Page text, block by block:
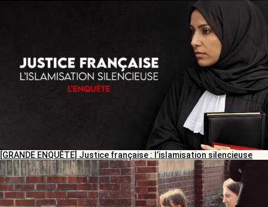
[GRANDE ENQUÊTE] Justice française : l’islamisation silencieuse